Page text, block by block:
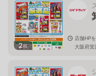
2枚
店舗HP
大阪府